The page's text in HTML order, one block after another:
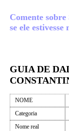
Comente
se ele
GUIA DE
NOME
Categoria
Nome real